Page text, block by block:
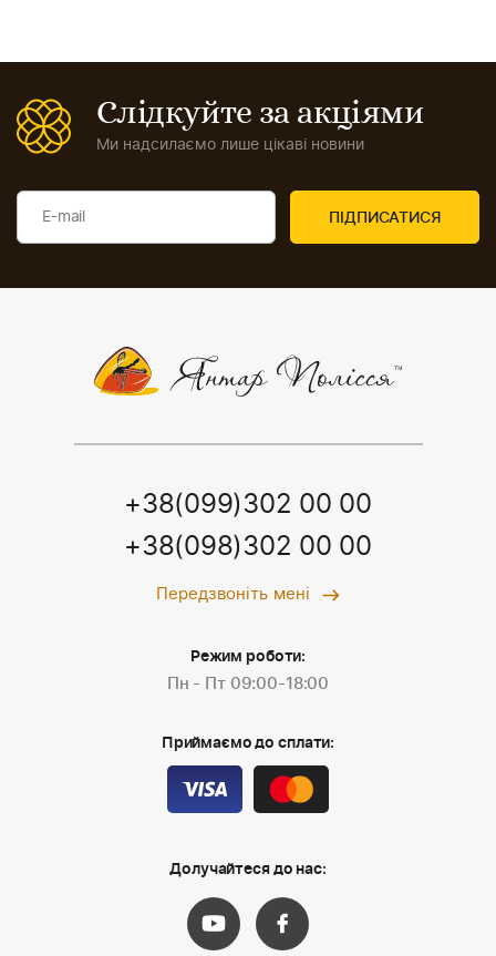
Слідкуйте за акціями
Ми надсилаємо лише цікаві новини
+38(099)302 00 00
+38(098)302 00 00
Передзвоніть мені
Режим роботи:
Пн - Пт 09:00-18:00
Приймаємо до сплати:
Долучайтеся до нас: